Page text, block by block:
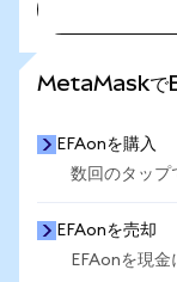
MetaMaskで
EFAonを購入
数回のタップ
EFAonを売却
EFAonを現金